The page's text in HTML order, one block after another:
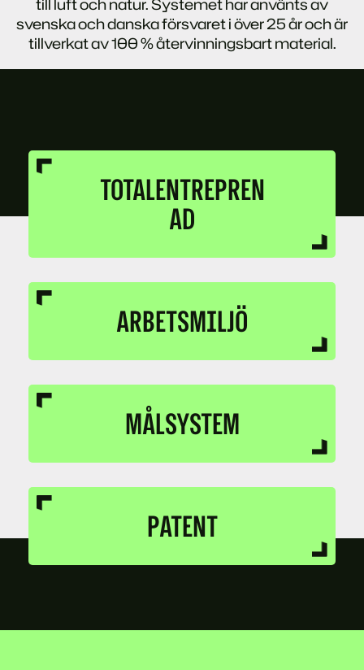
svenska och danska försvaret i över 25 år och är
tillverkat av 100 % återvinningsbart material.
TOTALENTREPREN
AD
ARBETSMILJÖ
MÅLSYSTEM
PATENT